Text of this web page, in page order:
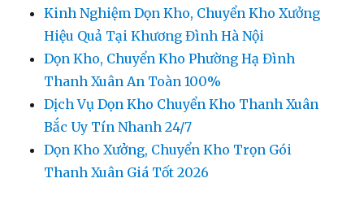
Kinh Nghiệm Dọn Kho, Chuyển Kho Xưởng
Hiệu Quả Tại Khương Đình Hà Nội
Dọn Kho, Chuyển Kho Phường Hạ Đình
Thanh Xuân An Toàn 100%
Dịch Vụ Dọn Kho Chuyển Kho Thanh Xuân
Bắc Uy Tín Nhanh 24/7
Dọn Kho Xưởng, Chuyển Kho Trọn Gói
Thanh Xuân Giá Tốt 2026